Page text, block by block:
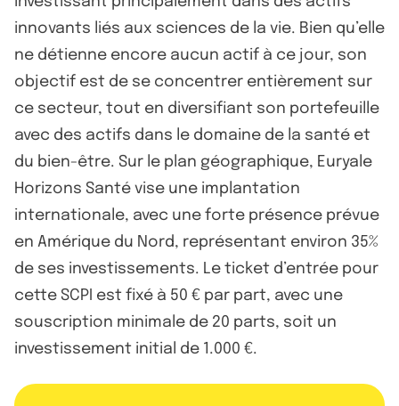
innovants liés aux sciences de la vie. Bien qu’elle
ne détienne encore aucun actif à ce jour, son
objectif est de se concentrer entièrement sur
ce secteur, tout en diversifiant son portefeuille
avec des actifs dans le domaine de la santé et
du bien-être. Sur le plan géographique, Euryale
Horizons Santé vise une implantation
internationale, avec une forte présence prévue
en Amérique du Nord, représentant environ 35%
de ses investissements. Le ticket d’entrée pour
cette SCPI est fixé à 50 € par part, avec une
souscription minimale de 20 parts, soit un
investissement initial de 1.000 €.